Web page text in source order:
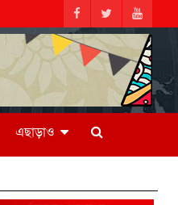
এছাড়াও